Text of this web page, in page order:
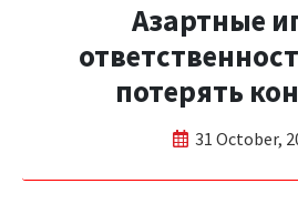
Азартные
потерять
31 October,